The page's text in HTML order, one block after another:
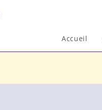
Accueil